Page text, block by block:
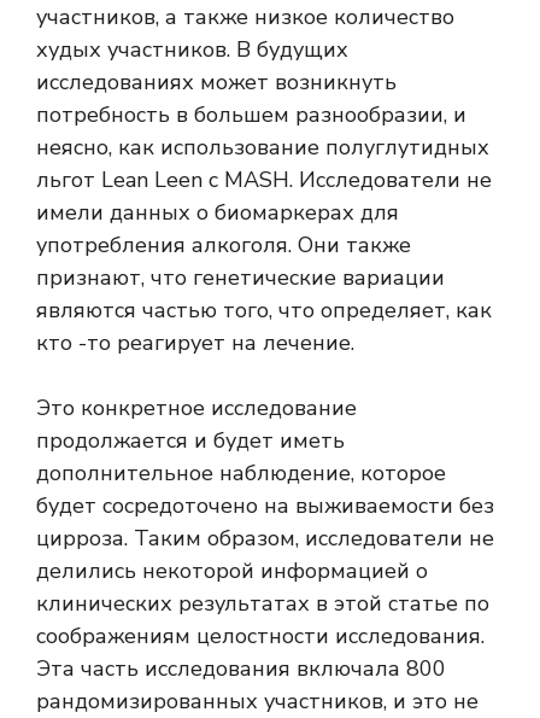
участников, а также низкое количество
худых участников. В будущих
исследованиях может возникнуть
потребность в большем разнообразии, и
неясно, как использование полуглутидных
льгот Lean Leen с MASH. Исследователи не
имели данных о биомаркерах для
употребления алкоголя. Они также
признают, что генетические вариации
являются частью того, что определяет, как
кто -то реагирует на лечение.
Это конкретное исследование
продолжается и будет иметь
дополнительное наблюдение, которое
будет сосредоточено на выживаемости без
цирроза. Таким образом, исследователи не
делились некоторой информацией о
клинических результатах в этой статье по
соображениям целостности исследования.
Эта часть исследования включала 800
рандомизированных участников, и это не